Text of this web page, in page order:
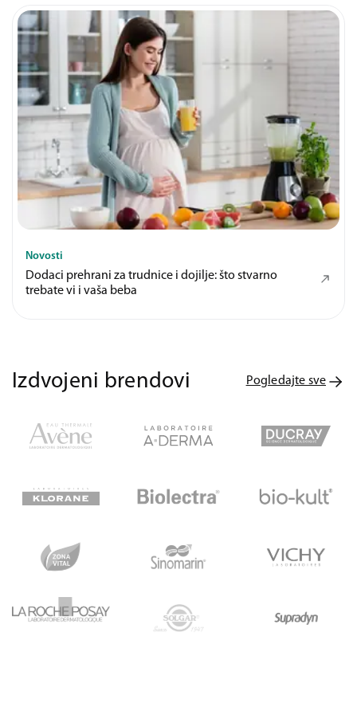
Novosti
Dodaci prehrani za trudnice i dojilje: što stvarno
trebate vi i vaša beba
Izdvojeni brendovi Pogledajte sve